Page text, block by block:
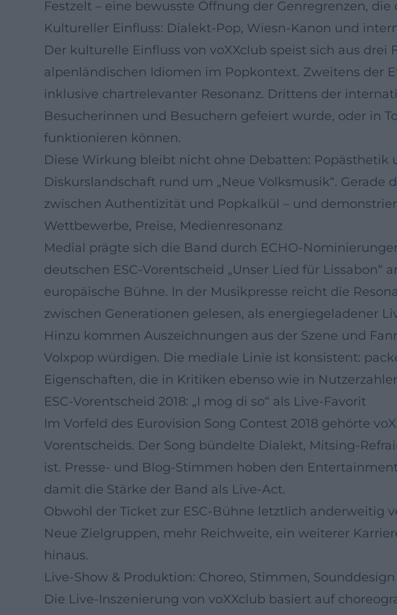
Festzelt – eine bewusste Öffnung der Genregrenzen,
Kultureller Einfluss: Dialekt-Pop, Wiesn-Kanon und
Der kulturelle Einfluss von voXXclub speist sich aus
alpenländischen Idiomen im Popkontext. Zweitens der
inklusive chartrelevanter Resonanz. Drittens der
Besucherinnen und Besuchern gefeiert wurde, oder in
funktionieren können.
Diese Wirkung bleibt nicht ohne Debatten:
Diskurslandschaft rund um „Neue Volksmusik“.
zwischen Authentizität und Popkalkül – und
Wettbewerbe, Preise, Medienresonanz
Medial prägte sich die Band durch ECHO-
deutschen ESC-Vorentscheid „Unser Lied für
europäische Bühne. In der Musikpresse reicht die
zwischen Generationen gelesen, als energiegeladener
Hinzu kommen Auszeichnungen aus der Szene und
Volxpop würdigen. Die mediale Linie ist konsistent:
Eigenschaften, die in Kritiken ebenso wie in
ESC-Vorentscheid 2018: „I mog di so“ als Live-Favorit
Im Vorfeld des Eurovision Song Contest 2018 gehörte
Vorentscheids. Der Song bündelte Dialekt, Mitsing-
ist. Presse- und Blog-Stimmen hoben den
damit die Stärke der Band als Live-Act.
Obwohl der Ticket zur ESC-Bühne letztlich anderweitig
Neue Zielgruppen, mehr Reichweite, ein weiterer
hinaus.
Live-Show & Produktion: Choreo, Stimmen, Sounddesign
Die Live-Inszenierung von voXXclub basiert auf